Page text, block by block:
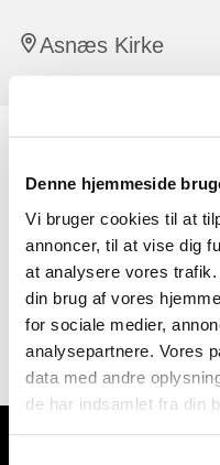
Denne hjemmeside
Vi bruger cookies til at
annoncer, til at vise dig
at analysere vores
din brug af vores
for sociale medier,
analysepartnere. Vores
data med andre
de har indsamlet fra din
Asnæs Kirke
kan man strikke
kirken. Undervejs synger
oplæses en fortælling